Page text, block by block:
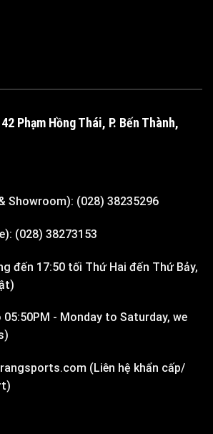
Phạm Hồng Thái, P. Bến Thành,
Showroom): (028) 38235296
(028) 38273153
đến 17:50 tối Thứ Hai đến Thứ Bảy,
05:50PM - Monday to Saturday, we
(Liên hệ khẩn cấp/